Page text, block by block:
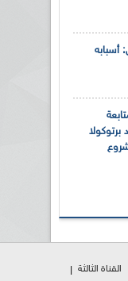
أسبابه
القناة الثالثة